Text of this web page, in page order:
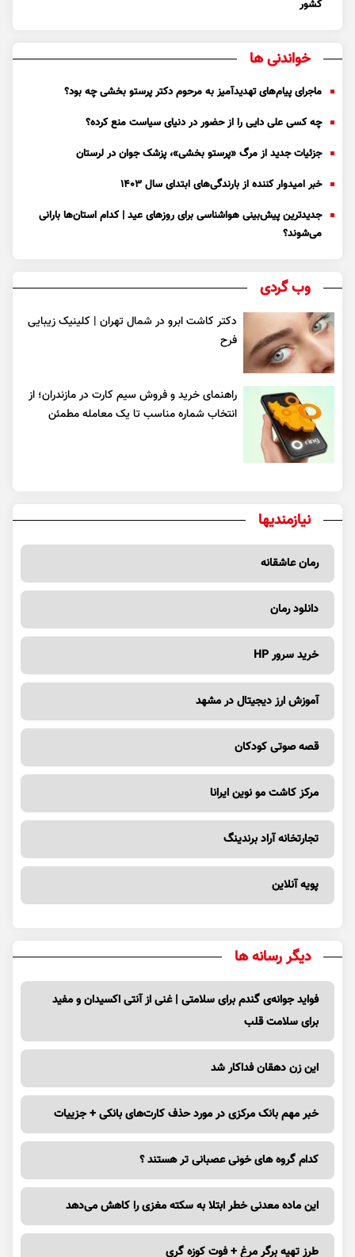
کشور
خواندنی ها
ماجرای پیام‌های تهدیدآمیز به مرحوم دکتر پرستو بخشی چه بود؟
چه کسی علی دایی را از حضور در دنیای سیاست منع کرده؟
جزئیات جدید از مرگ «پرستو بخشی»، پزشک جوان در لرستان
خبر امیدوار کننده از بارندگی‌های ابتدای سال ۱۴۰۳
جدیدترین پیش‌بینی هواشناسی برای روزهای عید | کدام استان‌ها بارانی
می‌شوند؟
وب گردی
دکتر کاشت ابرو در شمال تهران | کلینیک زیبایی
فرح
راهنمای خرید و فروش سیم کارت در مازندران؛ از
انتخاب شماره مناسب تا یک معامله مطمئن
نیازمندیها
رمان عاشقانه
دانلود رمان
خرید سرور HP
آموزش ارز دیجیتال در مشهد
قصه صوتی کودکان
مرکز کاشت مو نوین ایرانا
تجارتخانه آراد برندینگ
پویه آنلاین
دیگر رسانه ها
فواید جوانه‌ی گندم برای سلامتی | غنی از آنتی اکسیدان و مفید
برای سلامت قلب
این زن دهقان فداکار شد
خبر مهم بانک مرکزی در مورد حذف کارت‌های بانکی + جزییات
کدام گروه های خونی عصبانی تر هستند ؟
این ماده معدنی خطر ابتلا به سکته مغزی را کاهش می‌دهد
طرز تهیه برگر مرغ + فوت کوزه گری